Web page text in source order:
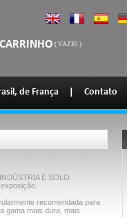
( VAZIO )
de França Contato
E SOLO
recomendada para
gama mais dura, mais